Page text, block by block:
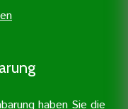
haben Sie die